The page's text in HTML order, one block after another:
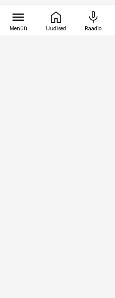
Menüü Uudised Raadio